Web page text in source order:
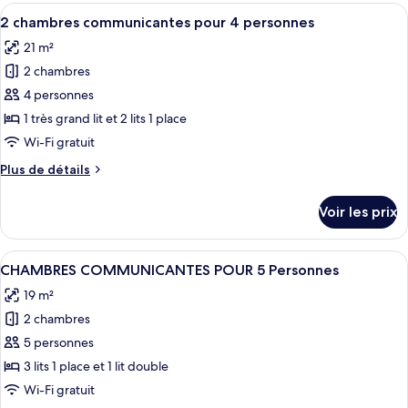
balcon
de
Chambre
Double
Supérieure,
balcon
Afficher
toutes
les
photos
pour
ce
type
chambre :
communicantes
pour
4
personnes
Une chambre d’hôtel avec deux lits,
7
2 chambres communicantes pour 4 personnes
21 m²
2 chambres
4 personnes
1 très grand lit et 2 lits 1 place
Wi-Fi gratuit
Plus de détails
Plus
le
type
de
2
chambres
communicantes
pour
4
personnes
Voir les prix
Afficher
toutes
les
photos
pour
ce
type
Une chambre d’hôtel avec deux
4
CHAMBRES COMMUNICANTES POUR 5 Personnes
19 m²
2 chambres
5 personnes
3 lits 1 place et 1 lit double
Wi-Fi gratuit